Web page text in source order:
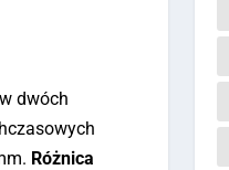
dwóch
Różnica